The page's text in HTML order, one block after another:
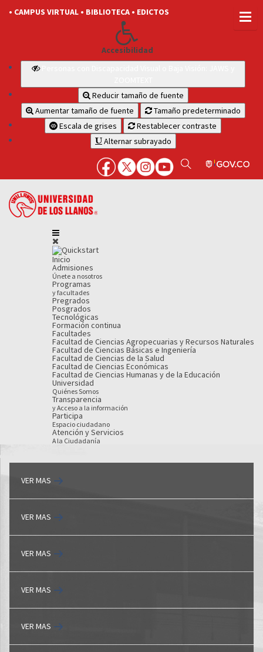
• CAMPUS VIRTUAL • BIBLIOTECA • EDICTOS
Accesibilidad
Reducir tamaño de fuente
Aumentar tamaño de fuente
Tamaño predeterminado
Escala de grises
Restablecer contraste
Alternar subrayado
Inicio
Admisiones
Únete a nosotros
Programas
y facultades
Pregrados
Posgrados
Tecnológicas
Formación continua
Facultades
Facultad de Ciencias Agropecuarias y Recursos Naturales
Facultad de Ciencias Básicas e Ingeniería
Facultad de Ciencias de la Salud
Facultad de Ciencias Económicas
Facultad de Ciencias Humanas y de la Educación
Universidad
Quiénes Somos
Transparencia
y Acceso a la información
Participa
Espacio ciudadano
Atención y Servicios
A la Ciudadanía
VER MAS
VER MAS
VER MAS
VER MAS
VER MAS